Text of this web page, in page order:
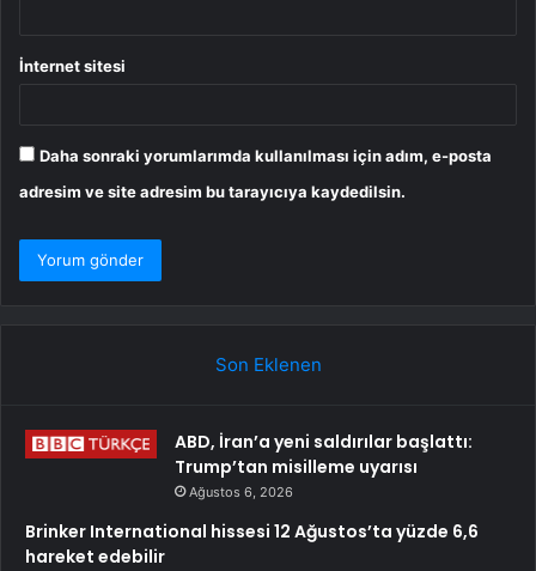
İnternet sitesi
Daha sonraki yorumlarımda kullanılması için adım, e-posta
adresim ve site adresim bu tarayıcıya kaydedilsin.
Son Eklenen
ABD, İran’a yeni saldırılar başlattı:
Trump’tan misilleme uyarısı
Ağustos 6, 2026
Brinker International hissesi 12 Ağustos’ta yüzde 6,6
hareket edebilir